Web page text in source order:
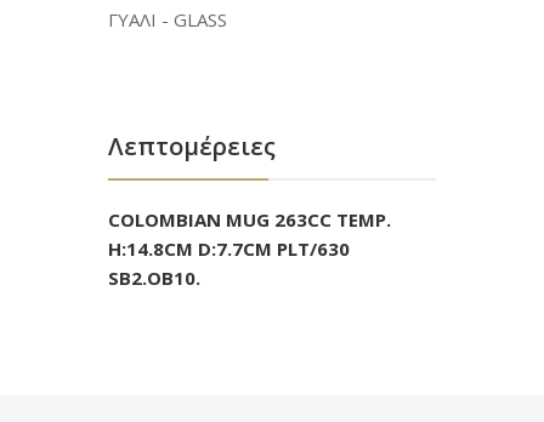
ΓΥΑΛΙ - GLASS
Λεπτομέρειες
COLOMBIAN MUG 263CC TEMP.
H:14.8CM D:7.7CM PLT/630
SB2.OB10.